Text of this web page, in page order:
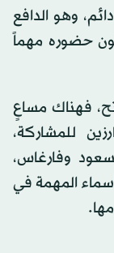
وهو الدافع
حضوره مهماً
فهناك مساعٍ
للمشاركة،
وفارغاس،
المهمة في